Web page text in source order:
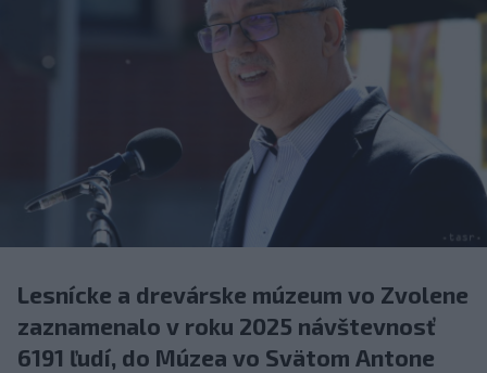
Lesnícke a drevárske múzeum vo Zvolene
zaznamenalo v roku 2025 návštevnosť
6191 ľudí, do Múzea vo Svätom Antone